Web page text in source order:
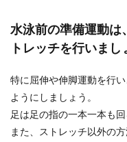
や
水泳前の準備運動は
トレッチを行いまし
特に屈伸や伸脚運動を行
ようにしましょう。
足は足の指の一本一本も
また、ストレッチ以外の